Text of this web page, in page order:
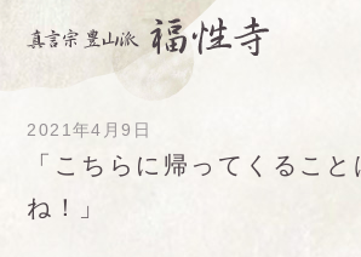
2021年4月9日
「こちらに帰ってくるこ
ね！」